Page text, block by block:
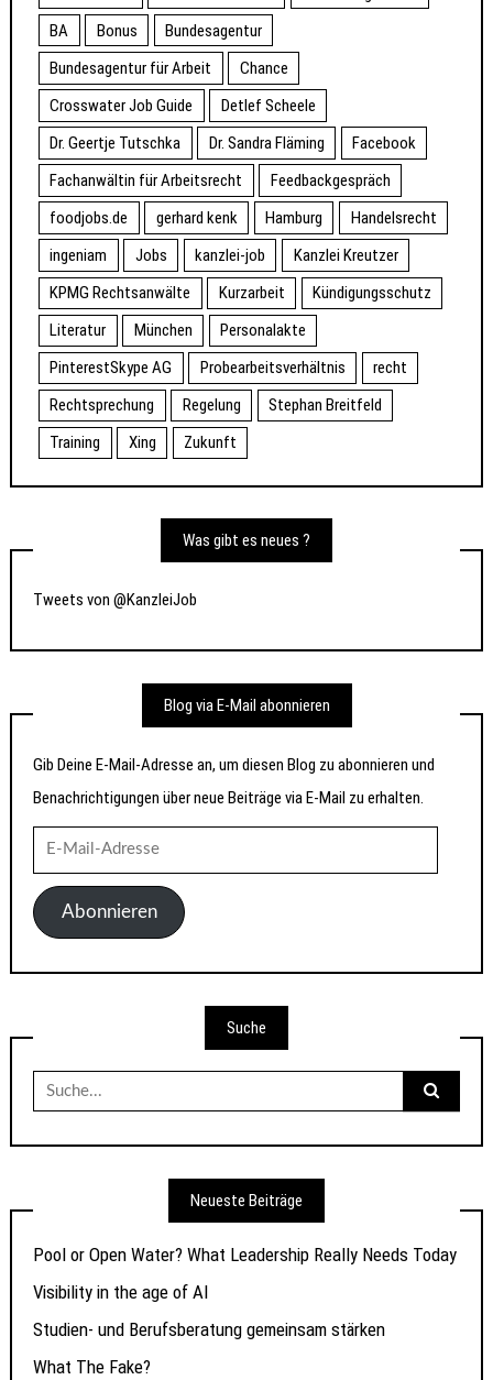
BA
Bonus
Bundesagentur
Bundesagentur für Arbeit
Chance
Crosswater Job Guide
Detlef Scheele
Dr. Geertje Tutschka
Dr. Sandra Fläming
Facebook
Fachanwältin für Arbeitsrecht
Feedbackgespräch
foodjobs.de
gerhard kenk Hamburg
Handelsrecht
ingeniam
Jobs kanzlei-job
Kanzlei Kreutzer
KPMG Rechtsanwälte
Kurzarbeit
Kündigungsschutz
Literatur
München
Personalakte
PinterestSkype AG
Probearbeitsverhältnis
recht
Rechtsprechung
Regelung
Stephan Breitfeld
Training
Xing Zukunft
Was gibt es neues ?
Tweets von @KanzleiJob
Blog via E-Mail abonnieren
Gib Deine E-Mail-Adresse an, um diesen Blog zu abonnieren und
Benachrichtigungen über neue Beiträge via E-Mail zu erhalten.
Mail-
AdresseAbonnieren
Suche
Suche
nach:
Neueste Beiträge
Pool or Open Water? What Leadership Really Needs Today
Visibility in the age of AI
Studien- und Berufsberatung gemeinsam stärken
What The Fake?